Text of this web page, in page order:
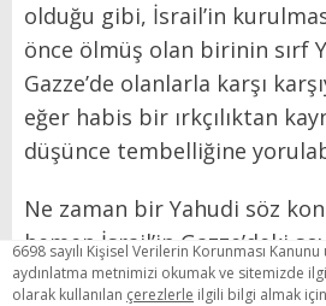
olduğu gibi, İsrail’in
önce ölmüş olan birinin sırf
Gazze’de olanlarla karşı
eğer habis bir ırkçılıktan
düşünce tembelliğine
Ne zaman bir Yahudi söz
hemen İsrail’in Gazze’deki
eğer, değerli arkadaşlar, siz
6698 sayılı Kişisel Verilerin Korunması Kanunu
aydınlatma metnimizi okumak ve sitemizde
olarak kullanılan çerezlerle ilgili bilgi almak